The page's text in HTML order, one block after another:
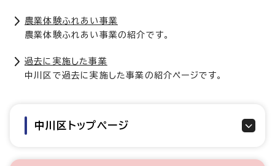
農業体験ふれあい事業
農業体験ふれあい事業の紹介です。
過去に実施した事業
中川区で過去に実施した事業の紹介ページです。
中川区トップページ